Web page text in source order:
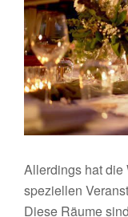
Allerdings hat die
speziellen
Diese Räume